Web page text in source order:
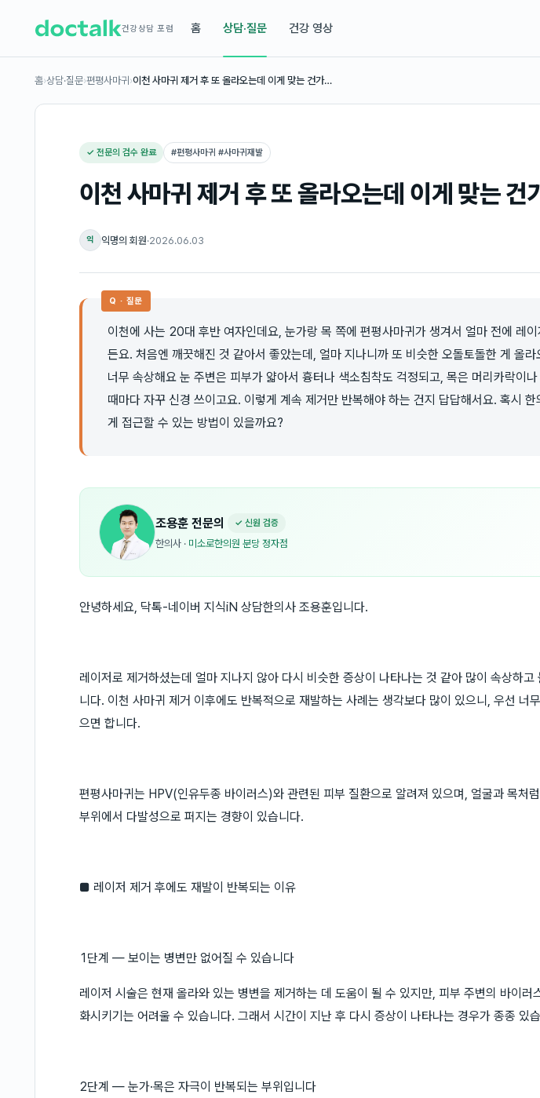
건강상담 포럼 홈 상담·질문 건강 영상
홈›상담·질문›편평사마귀 ›이천 사마귀 제거 후 또 올라오는데 이게 맞는 건가…
✓ 전문의 검수 완료 #편평사마귀 #사마귀재발
이천 사마귀 제거 후 또 올라오는데 이게 맞는 건
익 익명의 회원·2026.06.03
Q · 질문
이천에 사는 20대 후반 여자인데요, 눈가랑 목 쪽에 편평사마귀가 생겨서 얼마 전에 레
든요. 처음엔 깨끗해진 것 같아서 좋았는데, 얼마 지나니까 또 비슷한 오돌토돌한 게 올라
너무 속상해요 눈 주변은 피부가 얇아서 흉터나 색소침착도 걱정되고, 목은 머리카락이
때마다 자꾸 신경 쓰이고요. 이렇게 계속 제거만 반복해야 하는 건지 답답해서요. 혹시 한
게 접근할 수 있는 방법이 있을까요?
조용훈 전문의 ✓ 신원 검증
한의사 · 미소로한의원 분당 정자점
안녕하세요, 닥톡-네이버 지식iN 상담한의사 조용훈입니다.
레이저로 제거하셨는데 얼마 지나지 않아 다시 비슷한 증상이 나타나는 것 같아 많이 속상하고
니다. 이천 사마귀 제거 이후에도 반복적으로 재발하는 사례는 생각보다 많이 있으니, 우선 너
으면 합니다.
편평사마귀는 HPV(인유두종 바이러스)와 관련된 피부 질환으로 알려져 있으며, 얼굴과 목처
부위에서 다발성으로 퍼지는 경향이 있습니다.
■ 레이저 제거 후에도 재발이 반복되는 이유
1단계 — 보이는 병변만 없어질 수 있습니다
레이저 시술은 현재 올라와 있는 병변을 제거하는 데 도움이 될 수 있지만, 피부 주변의 바이러
화시키기는 어려울 수 있습니다. 그래서 시간이 지난 후 다시 증상이 나타나는 경우가 종종 있
2단계 — 눈가·목은 자극이 반복되는 부위입니다